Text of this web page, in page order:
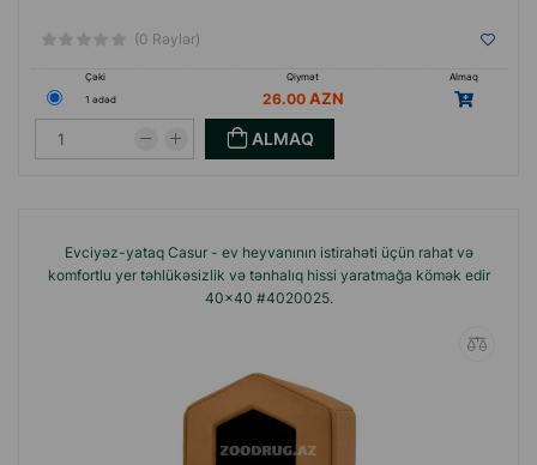
(0 Rəylər)
Çəki Qiymət
Almaq
1 ədəd
26.00
ALMAQ
Evciyəz-yataq Casur - ev heyvanının istirahəti üçün rahat və
komfortlu yer təhlükəsizlik və tənhalıq hissi yaratmağa kömək edir
40x40 #4020025.